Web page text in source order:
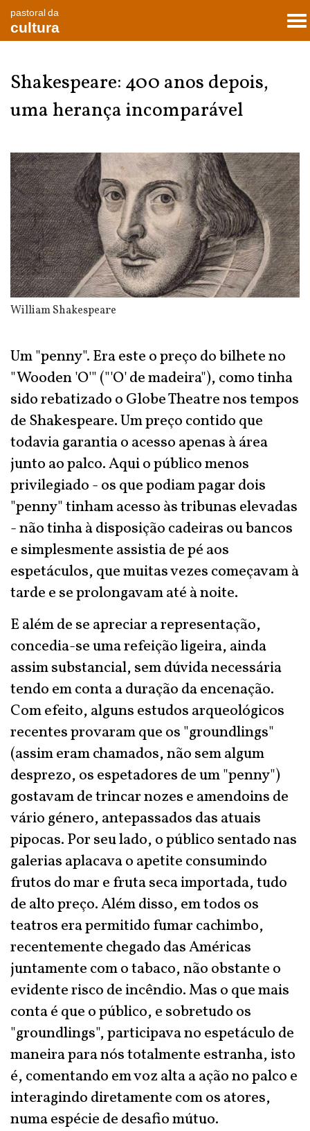
pastoral da
cultura
Shakespeare: 400 anos depois,
uma herança incomparável
William Shakespeare
Um "penny". Era este o preço do bilhete no
"Wooden 'O'" ("'O' de madeira"), como tinha
sido rebatizado o Globe Theatre nos tempos
de Shakespeare. Um preço contido que
todavia garantia o acesso apenas à área
junto ao palco. Aqui o público menos
privilegiado - os que podiam pagar dois
"penny" tinham acesso às tribunas elevadas
- não tinha à disposição cadeiras ou bancos
e simplesmente assistia de pé aos
espetáculos, que muitas vezes começavam à
tarde e se prolongavam até à noite.
E além de se apreciar a representação,
concedia-se uma refeição ligeira, ainda
assim substancial, sem dúvida necessária
tendo em conta a duração da encenação.
Com efeito, alguns estudos arqueológicos
recentes provaram que os "groundlings"
(assim eram chamados, não sem algum
desprezo, os espetadores de um "penny")
gostavam de trincar nozes e amendoins de
vário género, antepassados das atuais
pipocas. Por seu lado, o público sentado nas
galerias aplacava o apetite consumindo
frutos do mar e fruta seca importada, tudo
de alto preço. Além disso, em todos os
teatros era permitido fumar cachimbo,
recentemente chegado das Américas
juntamente com o tabaco, não obstante o
evidente risco de incêndio. Mas o que mais
conta é que o público, e sobretudo os
"groundlings", participava no espetáculo de
maneira para nós totalmente estranha, isto
é, comentando em voz alta a ação no palco e
interagindo diretamente com os atores,
numa espécie de desafio mútuo.